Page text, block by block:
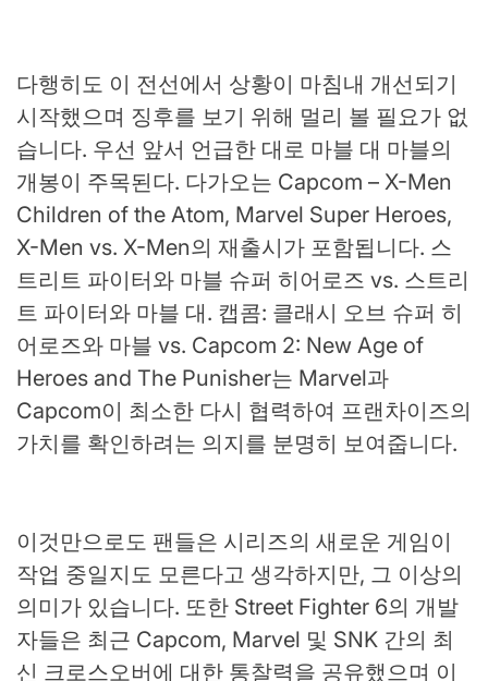
다행히도 이 전선에서 상황이 마침내 개선되기
시작했으며 징후를 보기 위해 멀리 볼 필요가 없
습니다. 우선 앞서 언급한 대로 마블 대 마블의
개봉이 주목된다. 다가오는 Capcom – X-Men
Children of the Atom, Marvel Super Heroes,
X-Men vs. X-Men의 재출시가 포함됩니다. 스
트리트 파이터와 마블 슈퍼 히어로즈 vs. 스트리
트 파이터와 마블 대. 캡콤: 클래시 오브 슈퍼 히
어로즈와 마블 vs. Capcom 2: New Age of
Heroes and The Punisher는 Marvel과
Capcom이 최소한 다시 협력하여 프랜차이즈의
가치를 확인하려는 의지를 분명히 보여줍니다.
이것만으로도 팬들은 시리즈의 새로운 게임이
작업 중일지도 모른다고 생각하지만, 그 이상의
의미가 있습니다. 또한 Street Fighter 6의 개발
자들은 최근 Capcom, Marvel 및 SNK 간의 최
신 크로스오버에 대한 통찰력을 공유했으며 이